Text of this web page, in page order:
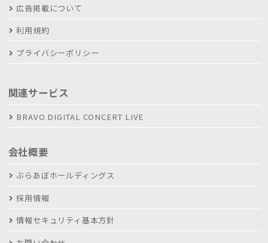
広告掲載について
利用規約
プライバシーポリシー
関連サービス
BRAVO DIGITAL CONCERT LIVE
会社概要
ぶらあぼホールディングス
採用情報
情報セキュリティ基本方針